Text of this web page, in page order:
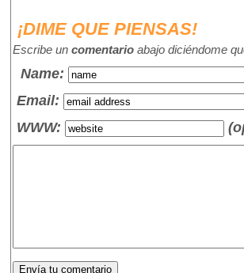
¡DIME QUE PIENSAS!
Escribe un comentario abajo diciéndome
Name:
Email:
WWW: